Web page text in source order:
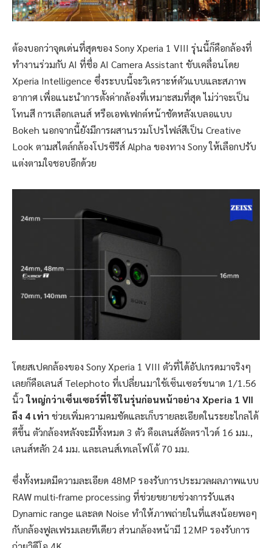
ต้องบอกว่าจุดเด่นที่สุดของ Sony Xperia 1 VIII รุ่นนี้ก็คือกล้องที่
ทำงานร่วมกับ AI ที่ชื่อ AI Camera Assistant ขับเคลื่อนโดย
Xperia Intelligence ซึ่งระบบนี้จะวิเคราะห์ตัวแบบและสภาพ
อากาศ เพื่อแนะนำการตั้งค่ากล้องที่เหมาะสมที่สุด ไม่ว่าจะเป็น
โทนสี การเลือกเลนส์ หรือเอฟเฟกต์หน้าชัดหลังเบลอแบบ
Bokeh นอกจากนี้ยังมีการผสานรวมโปรไฟล์สีเป็น Creative
Look ตามสไตล์กล้องโปรซีรีส์ Alpha ของทาง Sony ให้เลือกปรับ
แต่งตามใจชอบอีกด้วย
โดยสเปคกล้องของ Sony Xperia 1 VIII ตัวที่ได้อัปเกรดมาจริงๆ
เลยก็คือเลนส์ Telephoto ที่เปลี่ยนมาใช้เซ็นเซอร์ขนาด 1/1.56
นิ้วใหญ่กว่าเซ็นเซอร์ที่ใช้ในรุ่นก่อนหน้าอย่าง Xperia 1 VII
ถึง 4 เท่า ช่วยเพิ่มความคมชัดและเก็บรายละเอียดในระยะไกลได้
ดีขึ้น ตัวกล้องหลังจะมีทั้งหมด 3 ตัว คือเลนส์อัลตราไวด์ 16 มม.,
เลนส์หลัก 24 มม. และเลนส์เทเลโฟโต้ 70 มม.
ซึ่งทั้งหมดมีความละเอียด 48MP รองรับการประมวลผลภาพแบบ
RAW multi-frame processing ที่ช่วยขยายช่วงการรับแสง
Dynamic range และลด Noise ทำให้ภาพถ่ายในที่แสงน้อยพอๆ
กับกล้องฟูลเฟรมเลยทีเดียว ส่วนกล้องหน้ามี 12MP รองรับการ